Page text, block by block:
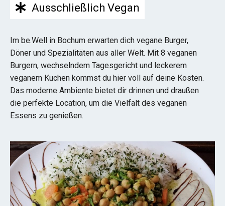
Ausschließlich Vegan
Im be.Well in Bochum erwarten dich vegane Burger,
Döner und Spezialitäten aus aller Welt. Mit 8 veganen
Burgern, wechselndem Tagesgericht und leckerem
veganem Kuchen kommst du hier voll auf deine Kosten.
Das moderne Ambiente bietet dir drinnen und draußen
die perfekte Location, um die Vielfalt des veganen
Essens zu genießen.